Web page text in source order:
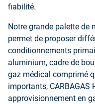
fiabilité.
Notre grande palette de
permet de proposer
conditionnements
aluminium, cadre de
gaz médical comprimé
importants, CARBAGAS
approvisionnement en